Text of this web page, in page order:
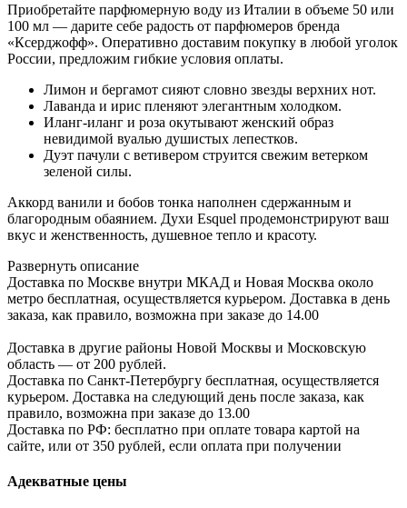
Приобретайте парфюмерную воду из Италии в объеме 50 или
100 мл — дарите себе радость от парфюмеров бренда
«Ксерджофф». Оперативно доставим покупку в любой уголок
России, предложим гибкие условия оплаты.
Лимон и бергамот сияют словно звезды верхних нот.
Лаванда и ирис пленяют элегантным холодком.
Иланг-иланг и роза окутывают женский образ
невидимой вуалью душистых лепестков.
Дуэт пачули с ветивером струится свежим ветерком
зеленой силы.
Аккорд ванили и бобов тонка наполнен сдержанным и
благородным обаянием. Духи Esquel продемонстрируют ваш
вкус и женственность, душевное тепло и красоту.
Развернуть описание
Доставка по Москве внутри МКАД и Новая Москва около
метро бесплатная, осуществляется курьером. Доставка в день
заказа, как правило, возможна при заказе до 14.00
Доставка в другие районы Новой Москвы и Московскую
область — от 200 рублей.
Доставка по Санкт-Петербургу бесплатная, осуществляется
курьером. Доставка на следующий день после заказа, как
правило, возможна при заказе до 13.00
Доставка по РФ: бесплатно при оплате товара картой на
сайте, или от 350 рублей, если оплата при получении
Адекватные цены